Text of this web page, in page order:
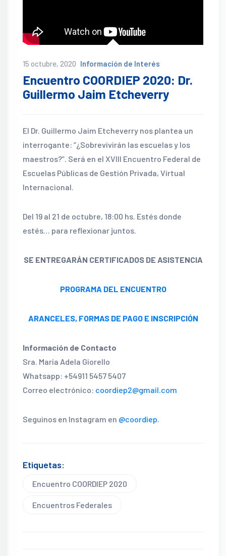
15 octubre, 2020 Información de Interés
Encuentro COORDIEP 2020: Dr.
Guillermo Jaim Etcheverry
El Dr. Guillermo Jaim Etcheverry nos plantea un
interrogante: “¿Sobrevivirán las escuelas y los
maestros?”. Será en el XVIII Encuentro Federal de
Escuelas Públicas de Gestión Privada, Virtual
Internacional.
Del 19 al 21 de octubre, 18:00 hs. Estés donde
estés… para reflexionar juntos.
SE ENTREGARÁN CERTIFICADOS DE ASISTENCIA
PROGRAMA DEL ENCUENTRO
ARANCELES, FORMAS DE PAGO E INSCRIPCIÓN
Información de Contacto
Sra. María Adela Giorello
Whatsapp: +54911 5457 5407
Correo electrónico: coordiep2@gmail.com
Seguinos en Instagram en @coordiep.
Etiquetas:
Encuentro COORDIEP 2020
Encuentros Federales